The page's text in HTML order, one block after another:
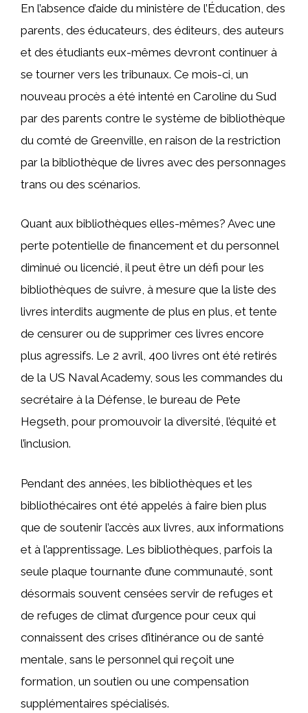
En l’absence d’aide du ministère de l’Éducation, des
parents, des éducateurs, des éditeurs, des auteurs
et des étudiants eux-mêmes devront continuer à
se tourner vers les tribunaux. Ce mois-ci, un
nouveau procès a été intenté en Caroline du Sud
par des parents contre le système de bibliothèque
du comté de Greenville, en raison de la restriction
par la bibliothèque de livres avec des personnages
trans ou des scénarios.
Quant aux bibliothèques elles-mêmes? Avec une
perte potentielle de financement et du personnel
diminué ou licencié, il peut être un défi pour les
bibliothèques de suivre, à mesure que la liste des
livres interdits augmente de plus en plus, et tente
de censurer ou de supprimer ces livres encore
plus agressifs. Le 2 avril, 400 livres ont été retirés
de la US Naval Academy, sous les commandes du
secrétaire à la Défense, le bureau de Pete
Hegseth, pour promouvoir la diversité, l’équité et
l’inclusion.
Pendant des années, les bibliothèques et les
bibliothécaires ont été appelés à faire bien plus
que de soutenir l’accès aux livres, aux informations
et à l’apprentissage. Les bibliothèques, parfois la
seule plaque tournante d’une communauté, sont
désormais souvent censées servir de refuges et
de refuges de climat d’urgence pour ceux qui
connaissent des crises d’itinérance ou de santé
mentale, sans le personnel qui reçoit une
formation, un soutien ou une compensation
supplémentaires spécialisés.